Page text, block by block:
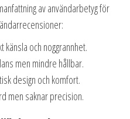
av användarbetyg för
känsla och noggrannhet.
men mindre hållbar.
design och komfort.
men saknar precision.